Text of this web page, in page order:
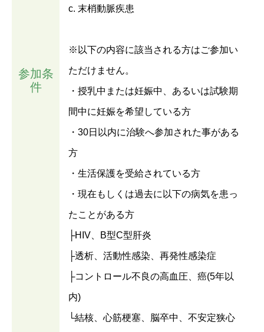
参加条
件
c. 末梢動脈疾患
※以下の内容に該当される方はご参加い
ただけません。
・授乳中または妊娠中、あるいは試験期
間中に妊娠を希望している方
・30日以内に治験へ参加された事がある
方
・生活保護を受給されている方
・現在もしくは過去に以下の病気を患っ
たことがある方
├HIV、B型C型肝炎
├透析、活動性感染、再発性感染症
├コントロール不良の高血圧、癌(5年以
内)
└結核、心筋梗塞、脳卒中、不安定狭心